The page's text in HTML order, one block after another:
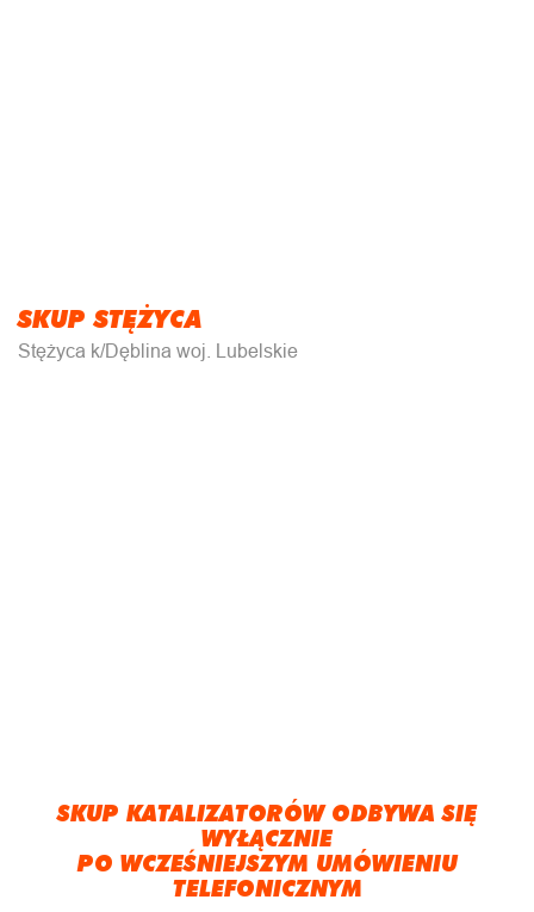
SKUP STĘŻYCA
Stężyca k/Dęblina woj. Lubelskie
SKUP KATALIZATORÓW ODBYWA SIĘ
WYŁĄCZNIE
PO WCZEŚNIEJSZYM UMÓWIENIU
TELEFONICZNYM